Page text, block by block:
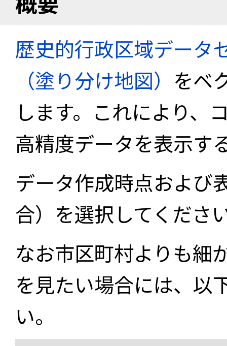
歴史的行政区域データ
（塗り分け地図） をベ
します。これにより、
高精度データを表示す
データ作成時点および
合）を選択してくださ
なお市区町村よりも細
を見たい場合には、以
い。